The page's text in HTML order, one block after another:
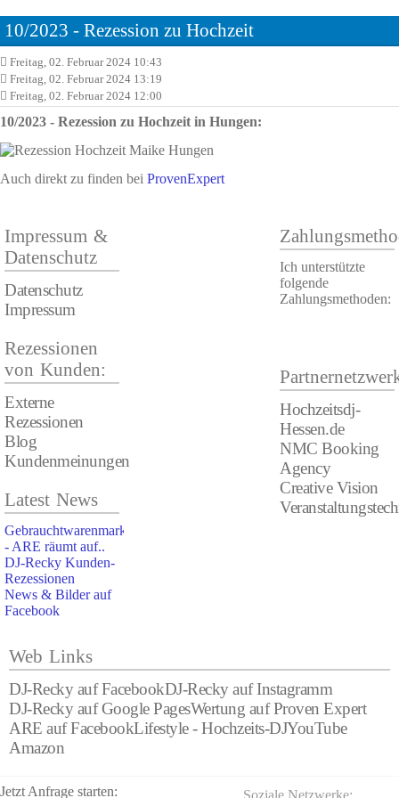
10/2023 - Rezession zu Hochzeit
Freitag, 02. Februar 2024 10:43
Freitag, 02. Februar 2024 13:19
Freitag, 02. Februar 2024 12:00
10/2023 - Rezession zu Hochzeit in Hungen:
Auch direkt zu finden bei ProvenExpert
Impressum &
Datenschutz
Datenschutz
Impressum
Rezessionen
von Kunden:
Externe
Rezessionen
Blog
Kundenmeinungen
Ich unterstützte
folgende
Zahlungsmethoden:
Hochzeitsdj-
Hessen.de
NMC Booking
Agency
Creative Vision
Latest News
Gebrauchtwarenmarkt
- ARE räumt auf..
DJ-Recky Kunden-
Rezessionen
News & Bilder auf
Facebook
Web Links
DJ-Recky auf FacebookDJ-Recky auf Instagramm
DJ-Recky auf Google PagesWertung auf Proven Expert
ARE auf FacebookLifestyle - Hochzeits-DJYouTube
Amazon
Soziale Netzwerke:
Jetzt Anfrage starten: